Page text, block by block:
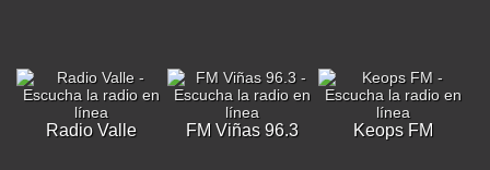
Radio Valle FM Viñas 96.3 Keops FM